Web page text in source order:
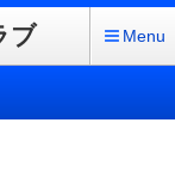
ブ Menu